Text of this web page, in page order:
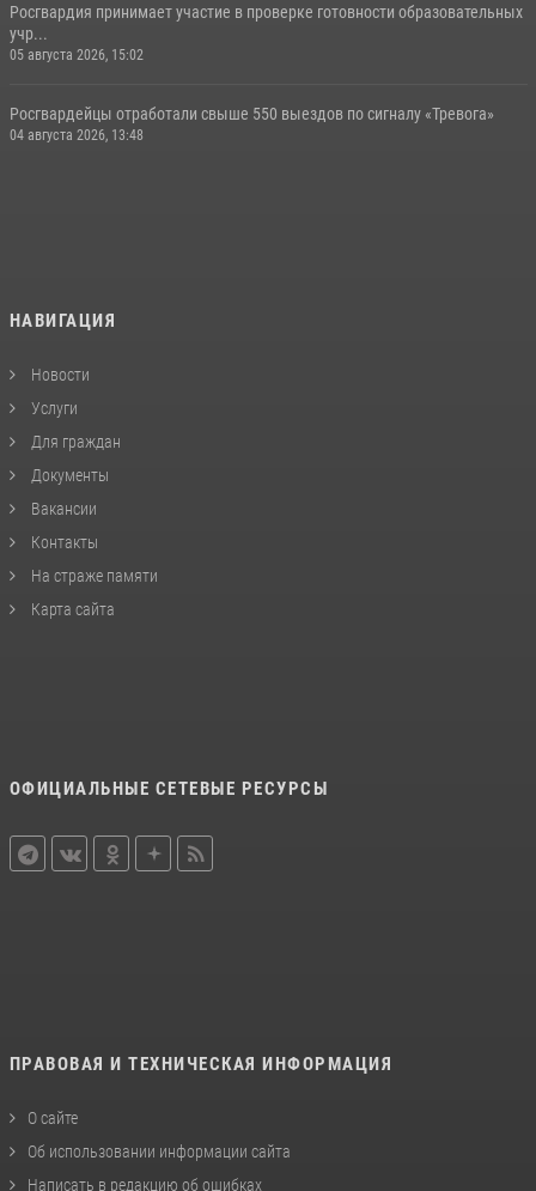
Росгвардия принимает участие в проверке готовности образовательных
учр...
05 августа 2026, 15:02
Росгвардейцы отработали свыше 550 выездов по сигналу «Тревога»
04 августа 2026, 13:48
НАВИГАЦИЯ
Новости
Услуги
Для граждан
Документы
Вакансии
Контакты
На страже памяти
Карта сайта
ОФИЦИАЛЬНЫЕ СЕТЕВЫЕ РЕСУРСЫ
ПРАВОВАЯ И ТЕХНИЧЕСКАЯ ИНФОРМАЦИЯ
О сайте
Об использовании информации сайта
Написать в редакцию об ошибках